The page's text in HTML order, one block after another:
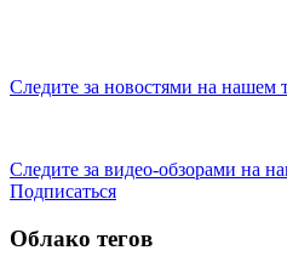
Следите за новостями на нашем
Следите за видео-обзорами на
Подписаться
Облако тегов